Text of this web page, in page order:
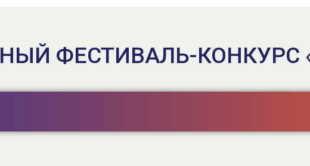
ФЕСТИВАЛЬ-КОНКУРС